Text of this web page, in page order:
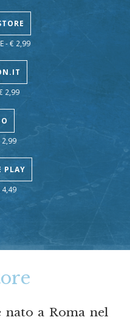
- € 2,99
2,99
2,99
PLAY
4,49
nato a Roma nel